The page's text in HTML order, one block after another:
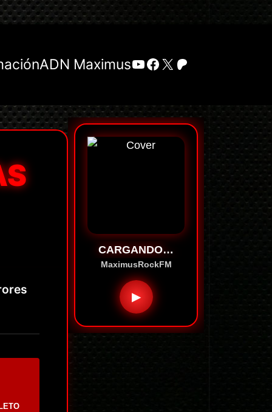
ADN MaximusYouTube
Facebook
X Patreon
CARGANDO…
MaximusRockFM
▶